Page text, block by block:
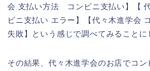
会 支払い方法 コンビニ支払い】【
ビニ支払い エラー】【代々木進学会
失敗】という感じで調べてみることに
その結果、代々木進学会のお店でコン